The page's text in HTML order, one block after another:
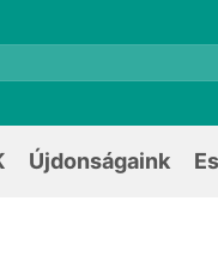
Újdonságaink